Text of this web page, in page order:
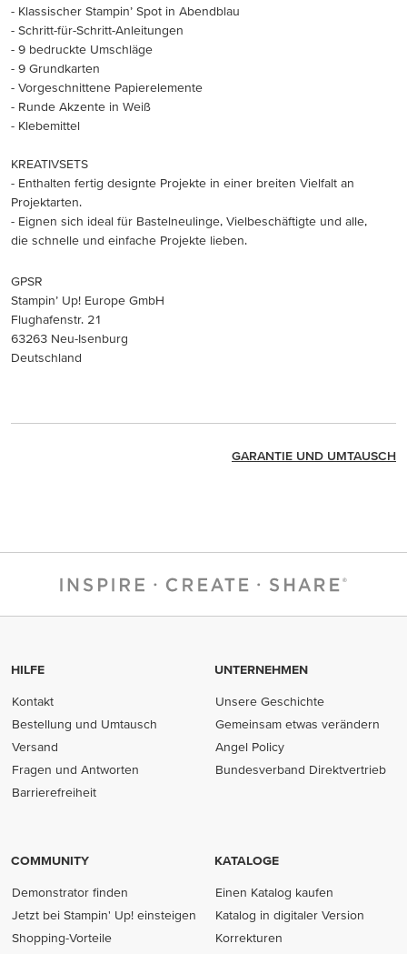
- Klassischer Stampin’ Spot in Abendblau
- Schritt-für-Schritt-Anleitungen
- 9 bedruckte Umschläge
- 9 Grundkarten
- Vorgeschnittene Papierelemente
- Runde Akzente in Weiß
- Klebemittel
KREATIVSETS
- Enthalten fertig designte Projekte in einer breiten Vielfalt an
Projektarten.
- Eignen sich ideal für Bastelneulinge, Vielbeschäftigte und alle,
die schnelle und einfache Projekte lieben.
GPSR
Stampin’ Up! Europe GmbH
Flughafenstr. 21
63263 Neu-Isenburg
Deutschland
GARANTIE UND UMTAUSCH
HILFE
Kontakt
Bestellung und Umtausch
Versand
Fragen und Antworten
Barrierefreiheit
UNTERNEHMEN
Unsere Geschichte
Gemeinsam etwas verändern
Angel Policy
Bundesverband Direktvertrieb
COMMUNITY
Demonstrator finden
Jetzt bei Stampin' Up! einsteigen
Shopping-Vorteile
KATALOGE
Einen Katalog kaufen
Katalog in digitaler Version
Korrekturen